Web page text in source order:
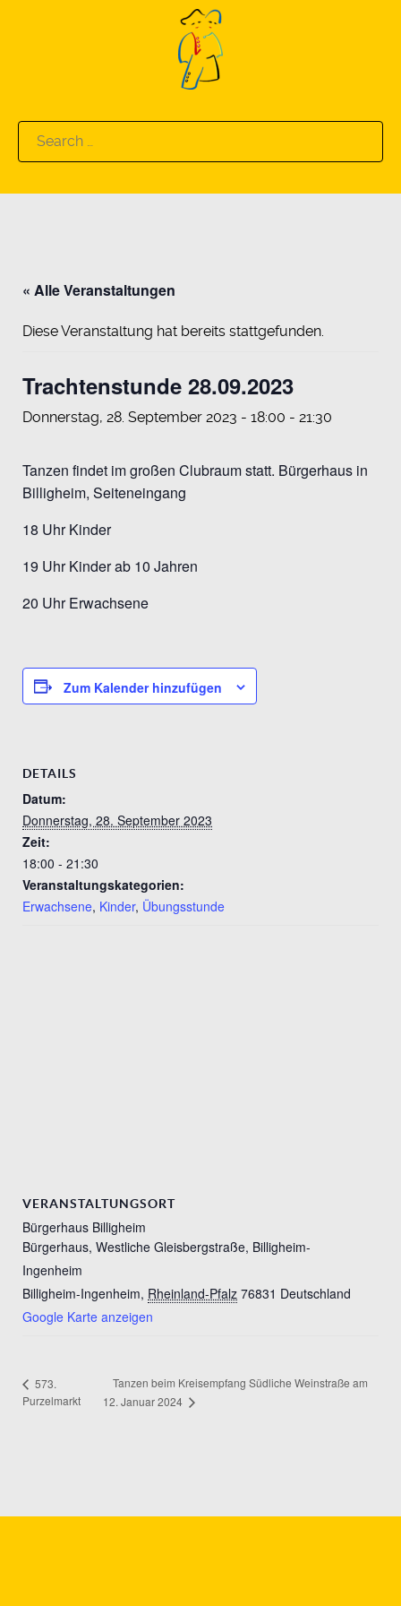
Search
for:
« Alle Veranstaltungen
Diese Veranstaltung hat bereits stattgefunden.
Trachtenstunde 28.09.2023
Donnerstag, 28. September 2023 - 18:00 - 21:30
Tanzen findet im großen Clubraum statt. Bürgerhaus in
Billigheim, Seiteneingang
18 Uhr Kinder
19 Uhr Kinder ab 10 Jahren
20 Uhr Erwachsene
Zum Kalender hinzufügen
DETAILS
Datum:
Donnerstag, 28. September 2023
Zeit:
18:00 - 21:30
Veranstaltungskategorien:
Erwachsene, Kinder, Übungsstunde
VERANSTALTUNGSORT
Bürgerhaus Billigheim
Bürgerhaus, Westliche Gleisbergstraße, Billigheim-
Ingenheim
Billigheim-Ingenheim, Rheinland-Pfalz 76831 Deutschland
Google Karte anzeigen
573.
Purzelmarkt
Tanzen beim Kreisempfang Südliche Weinstraße am
12. Januar 2024